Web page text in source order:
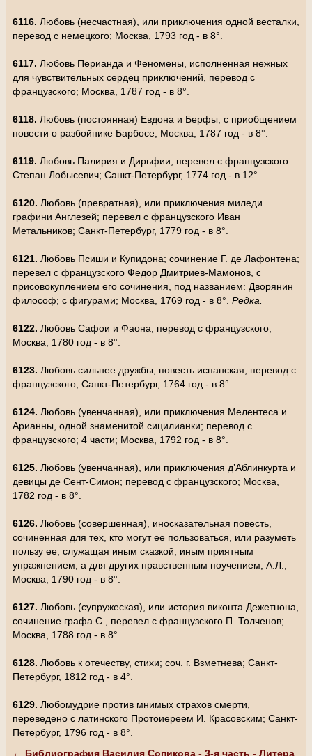
6116. Любовь (несчастная), или приключения одной весталки,
перевод с немецкого; Москва, 1793 год - в 8°.
6117. Любовь Перианда и Феномены, исполненная нежных
для чувствительных сердец приключений, перевод с
французского; Москва, 1787 год - в 8°.
6118. Любовь (постоянная) Евдона и Берфы, с приобщением
повести о разбойнике Барбосе; Москва, 1787 год - в 8°.
6119. Любовь Палирия и Дирьфии, перевел с французского
Степан Лобысевич; Санкт-Петербург, 1774 год - в 12°.
6120. Любовь (превратная), или приключения миледи
графини Англезей; перевел с французского Иван
Метальников; Санкт-Петербург, 1779 год - в 8°.
6121. Любовь Псиши и Купидона; сочинение Г. де Лафонтена;
перевел с французского Федор Дмитриев-Мамонов, с
присовокуплением его сочинения, под названием: Дворянин
философ; с фигурами; Москва, 1769 год - в 8°. Редка.
6122. Любовь Сафои и Фаона; перевод с французского;
Москва, 1780 год - в 8°.
6123. Любовь сильнее дружбы, повесть испанская, перевод с
французского; Санкт-Петербург, 1764 год - в 8°.
6124. Любовь (увенчанная), или приключения Мелентеса и
Арианны, одной знаменитой сицилианки; перевод с
французского; 4 части; Москва, 1792 год - в 8°.
6125. Любовь (увенчанная), или приключения д’Аблинкурта и
девицы де Сент-Симон; перевод с французского; Москва,
1782 год - в 8°.
6126. Любовь (совершенная), иносказательная повесть,
сочиненная для тех, кто могут ее пользоваться, или разуметь
пользу ее, служащая иным сказкой, иным приятным
упражнением, а для других нравственным поучением, А.Л.;
Москва, 1790 год - в 8°.
6127. Любовь (супружеская), или история виконта Дежетнона,
сочинение графа С., перевел с французского П. Толченов;
Москва, 1788 год - в 8°.
6128. Любовь к отечеству, стихи; соч. г. Взметнева; Санкт-
Петербург, 1812 год - в 4°.
6129. Любомудрие против мнимых страхов смерти,
переведено с латинского Протоиереем И. Красовским; Санкт-
Петербург, 1796 год - в 8°.
← Библиография Василия Сопикова - 3-я часть - Литера